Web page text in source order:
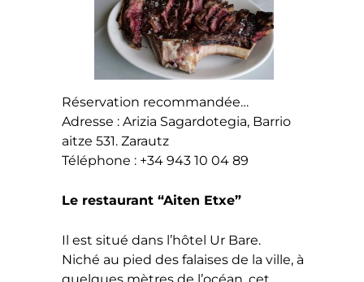
Réservation recommandée…
Adresse : Arizia Sagardotegia, Barrio
aitze 531. Zarautz
Téléphone : +34 943 10 04 89
Le restaurant “Aiten Etxe”
Il est situé dans l’hôtel Ur Bare.
Niché au pied des falaises de la ville, à